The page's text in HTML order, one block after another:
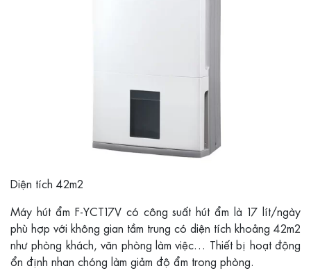
Diện tích 42m2
Máy hút ẩm F-YCT17V có công suất hút ẩm là 17 lít/ngày
phù hợp với không gian tầm trung có diện tích khoảng 42m2
như phòng khách, văn phòng làm việc… Thiết bị hoạt động
ổn định nhan chóng làm giảm độ ẩm trong phòng.